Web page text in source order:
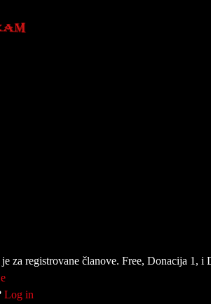
za registrovane članove. Free, Donacija 1, i
Log in